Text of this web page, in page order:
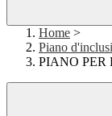
Home >
Piano
PIANO PER